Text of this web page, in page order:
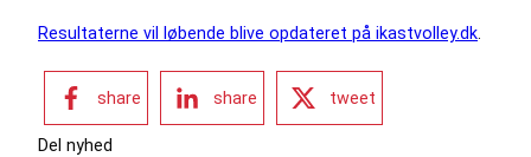
Resultaterne vil løbende blive opdateret på ikastvolley.dk
share share tweet
Del nyhed